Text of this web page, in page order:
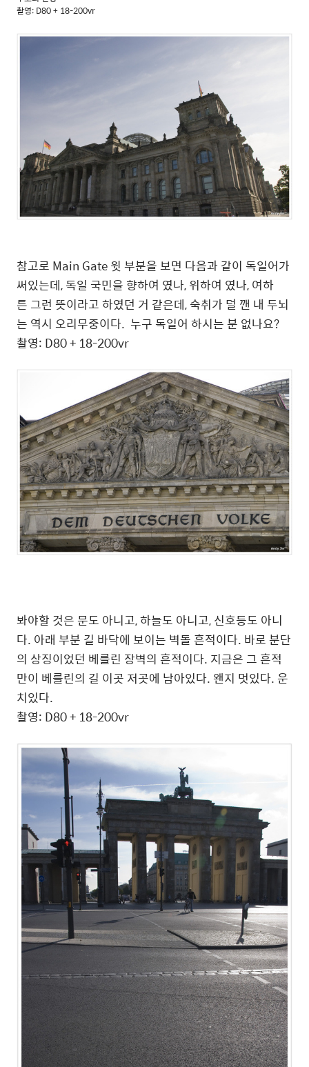
촬영: D80 + 18-200vr
참고로 Main Gate 윗 부분을 보면 다음과 같이 독일어가
써있는데, 독일 국민을 향하여 였나, 위하여 였나, 여하
튼 그런 뜻이라고 하였던 거 같은데, 숙취가 덜 깬 내 두뇌
는 역시 오리무중이다. 누구 독일어 하시는 분 없나요?
촬영: D80 + 18-200vr
봐야할 것은 문도 아니고, 하늘도 아니고, 신호등도 아니
다. 아래 부분 길 바닥에 보이는 벽돌 흔적이다. 바로 분단
의 상징이었던 베를린 장벽의 흔적이다. 지금은 그 흔적
만이 베를린의 길 이곳 저곳에 남아있다. 왠지 멋있다. 운
치있다.
촬영: D80 + 18-200vr